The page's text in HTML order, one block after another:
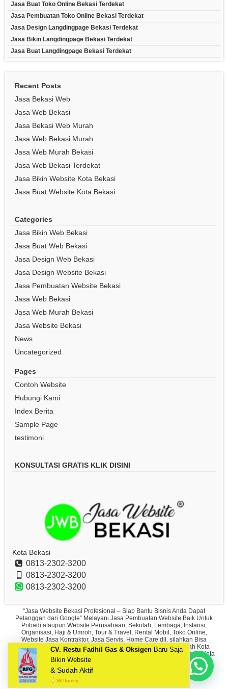
Jasa Buat Toko Online Bekasi Terdekat
Jasa Pembuatan Toko Online Bekasi Terdekat
Jasa Design Langdingpage Bekasi Terdekat
Jasa Bikin Langdingpage Bekasi Terdekat
Jasa Buat Langdingpage Bekasi Terdekat
Recent Posts
Jasa Bekasi Web
Jasa Web Bekasi
Jasa Bekasi Web Murah
Jasa Web Bekasi Murah
Jasa Web Murah Bekasi
Jasa Web Bekasi Terdekat
Jasa Bikin Website Kota Bekasi
Jasa Buat Website Kota Bekasi
Categories
Jasa Bikin Web Bekasi
Jasa Buat Web Bekasi
Jasa Design Web Bekasi
Jasa Design Website Bekasi
Jasa Pembuatan Website Bekasi
Jasa Web Bekasi
Jasa Web Murah Bekasi
Jasa Website Bekasi
News
Uncategorized
Pages
Contoh Website
Hubungi Kami
Index Berita
Sample Page
testimoni
KONSULTASI GRATIS KLIK DISINI
Kota Bekasi
0813-2302-3200
0813-2302-3200
0813-2302-3200
“Jasa Website Bekasi Profesional – Siap Bantu Bisnis Anda Dapat
Pelanggan dari Google” Melayani Jasa Pembuatan Website Baik Untuk
Pribadi ataupun Website Perusahaan, Sekolah, Lembaga, Instansi,
Organisasi, Haji & Umroh, Tour & Travel, Rental Mobil, Toko Online,
Website Jasa Kontraktor, Jasa Servis, Home Care dll. silahkan Bisa
Hubungi CS kami di No Hp/Wa: 0813-2302-3200 Untuk Wilayah Kota
Bekasi, Jakarta, Tangerang, Serang, Depok, Sukabumi dan Seluruh Kota
Besar di Indonesia
Copyright © 2018
CV. Restu Fadhil Gas & Oksigen Baru Saja
Bikin Website
& Sudah Aktif
WPfomify